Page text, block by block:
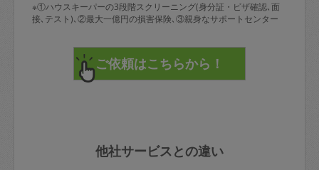
※①ハウスキーパーの3段階スクリーニング(身分証・ビザ確認､面
接､テスト)､②最大一億円の損害保険､③親身なサポートセンター
他社サービスとの違い